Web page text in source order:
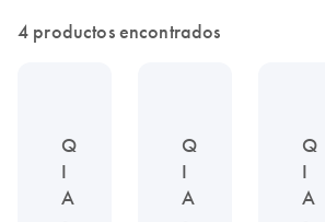
4 productos encontrados
Q
I
A
Q
I
A
Q
I
A